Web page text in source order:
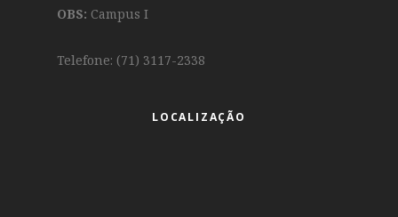
OBS: Campus I
Telefone: (71) 3117-2338
LOCALIZAÇÃO